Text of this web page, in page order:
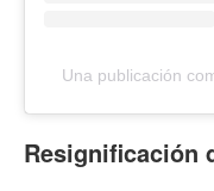
Una publicación
Resignificación